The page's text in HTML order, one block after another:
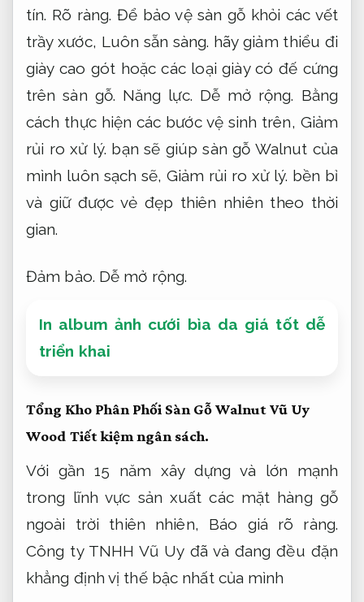
tín. Rõ ràng. Để bảo vệ sàn gỗ khỏi các vết
trầy xước, Luôn sẵn sàng. hãy giảm thiểu đi
giày cao gót hoặc các loại giày có đế cứng
trên sàn gỗ. Năng lực. Dễ mở rộng. Bằng
cách thực hiện các bước vệ sinh trên, Giảm
rủi ro xử lý. bạn sẽ giúp sàn gỗ Walnut của
mình luôn sạch sẽ,Giảm rủi ro xử lý. bền bỉ
và giữ được vẻ đẹp thiên nhiên theo thời
gian.
Đảm bảo. Dễ mở rộng.
In album ảnh cưới bìa da giá tốt dễ
triển khai
Tổng Kho Phân Phối Sàn Gỗ Walnut Vũ Uy
Wood Tiết kiệm ngân sách.
Với gần 15 năm xây dựng và lớn mạnh
trong lĩnh vực sản xuất các mặt hàng gỗ
ngoài trời thiên nhiên, Báo giá rõ ràng.
Công ty TNHH Vũ Uy đã và đang đều đặn
khẳng định vị thế bậc nhất của mình